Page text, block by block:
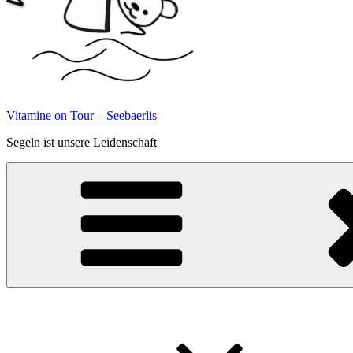
Vitamine on Tour – Seebaerlis
Segeln ist unsere Leidenschaft